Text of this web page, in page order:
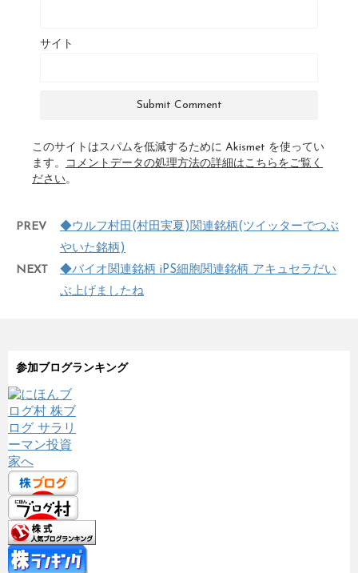
サイト
このサイトはスパムを低減するために Akismet を使ってい
ます。
コメントデータの処理方法の詳細はこちらをご覧く
ださい。
PREV
◆ウルフ村田(村田実夏)関連銘柄(ツイッターでつぶ
やいた銘柄)
NEXT
◆バイオ関連銘柄 iPS細胞関連銘柄 アキュセラだい
ぶ上げましたね
参加ブログランキング